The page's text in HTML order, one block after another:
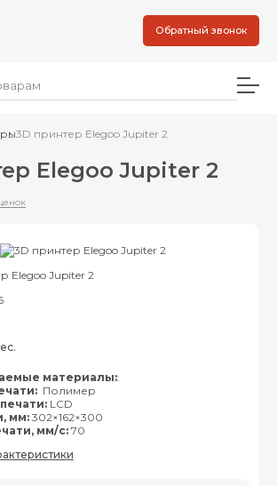
Обратный звонок
3D принтер Elegoo Jupiter 2
Elegoo Jupiter 2
материалы::
Полимер
LCD
мм:302×162×300
мм/с: 70